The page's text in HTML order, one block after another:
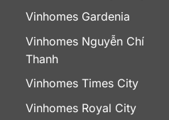
Vinhomes Gardenia
Vinhomes Nguyễn Chí
Thanh
Vinhomes Times City
Vinhomes Royal City